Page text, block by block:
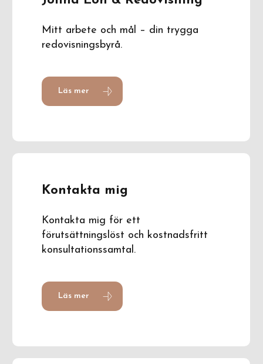
Mitt arbete och mål – din trygga
redovisningsbyrå.
Läs mer
Kontakta mig
Kontakta mig för ett
förutsättningslöst och kostnadsfritt
konsultationssamtal.
Läs mer